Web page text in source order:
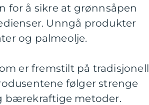
for å sikre at grønnsåpen
Unngå produkter
og palmeolje.
er fremstilt på tradisjonell
følger strenge
bærekraftige metoder.